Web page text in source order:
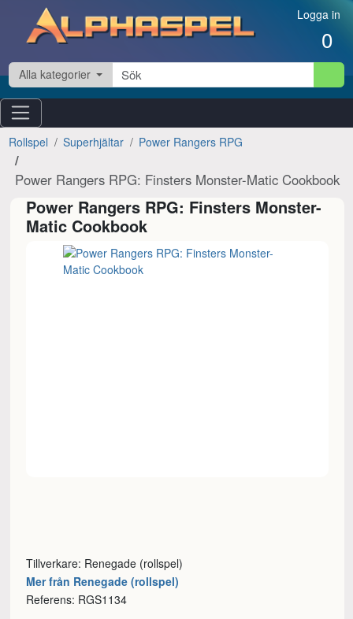
Hoppa till innehåll Logga in
0
Alla kategorier
Rollspel Superhjältar Power Rangers RPG
Power Rangers RPG: Finsters Monster-Matic Cookbook
Power Rangers RPG: Finsters Monster-
Matic Cookbook
Tillverkare: Renegade (rollspel)
Mer från Renegade (rollspel)
Referens: RGS1134